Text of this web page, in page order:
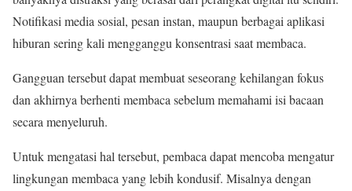
Notifikasi media sosial, pesan instan, maupun berbagai aplikasi
hiburan sering kali mengganggu konsentrasi saat membaca.
Gangguan tersebut dapat membuat seseorang kehilangan fokus
dan akhirnya berhenti membaca sebelum memahami isi bacaan
secara menyeluruh.
Untuk mengatasi hal tersebut, pembaca dapat mencoba mengatur
lingkungan membaca yang lebih kondusif. Misalnya dengan